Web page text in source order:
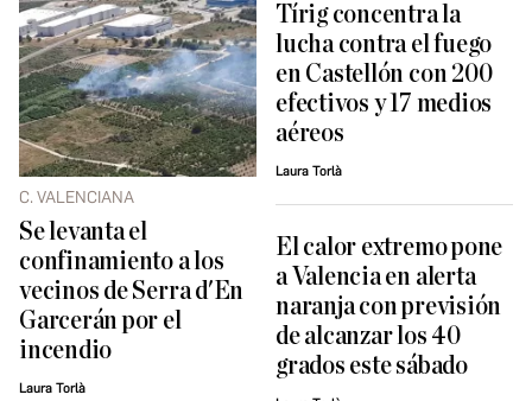
C. VALENCIANA
Se levanta el
confinamiento a los
vecinos de Serra d'En
Garcerán por el
incendio
Laura Torlà
Tírig concentra la
lucha contra el fuego
en Castellón con 200
efectivos y 17 medios
aéreos
Laura Torlà
El calor extremo pone
a Valencia en alerta
naranja con previsión
de alcanzar los 40
grados este sábado